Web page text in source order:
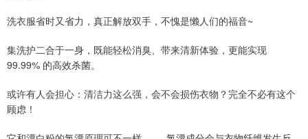
洗衣服省时又省力，真正解放双手，不愧是懒人们的福音~
集洗护二合于一身，既能轻松消臭、带来清新体验，更能实现
99.99% 的高效杀菌。
或许有人会担心：清洁力这么强，会不会损伤衣物？完全不必有这个
顾虑！